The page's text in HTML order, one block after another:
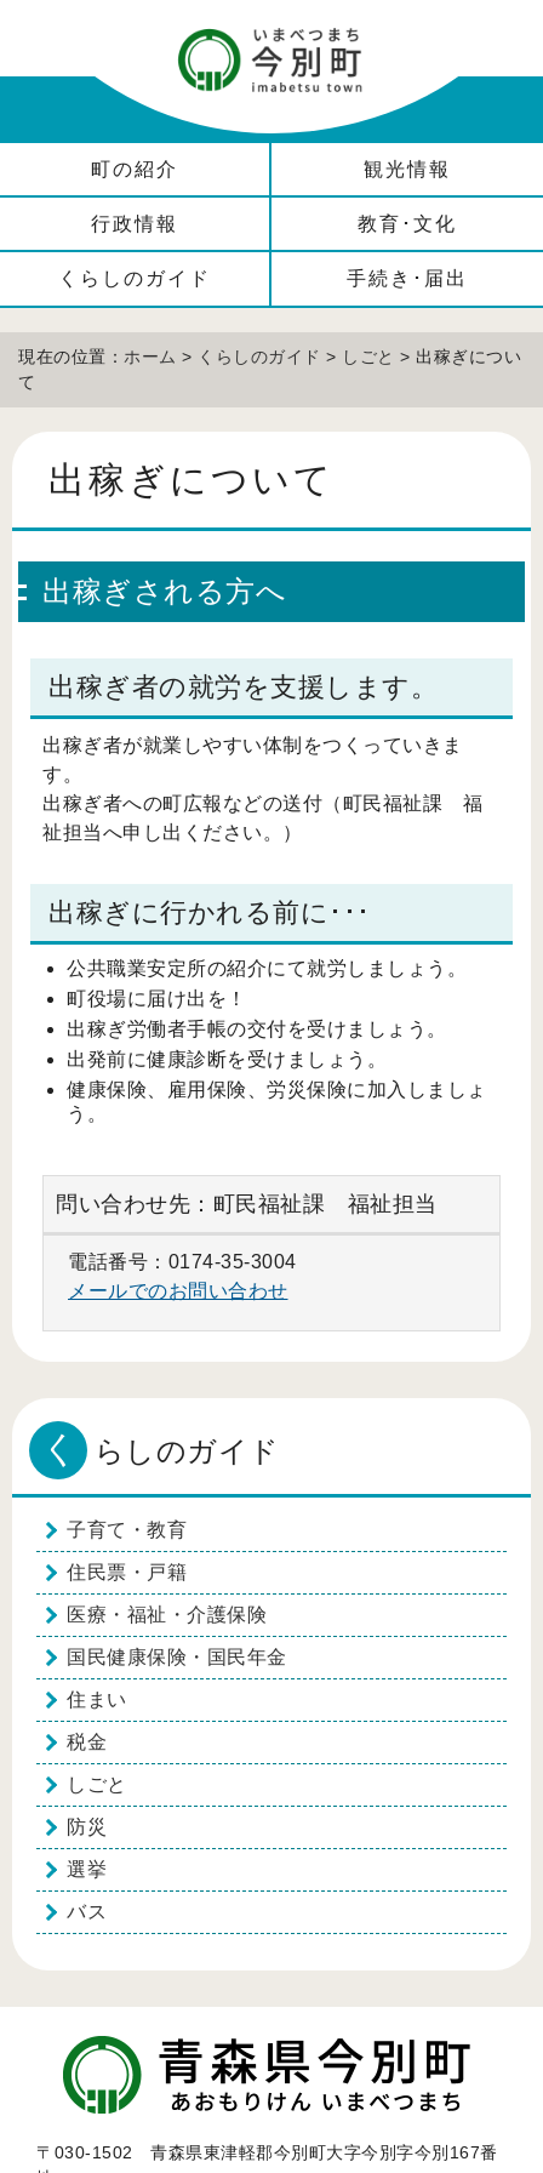
町の紹介 観光情報
行政情報 教育･文化
くらしのガイド 手続き･届出
現在の位置： ホーム > くらしのガイド > しごと > 出稼ぎについ
て
出稼ぎについて
出稼ぎされる方へ
出稼ぎ者の就労を支援します。
出稼ぎ者が就業しやすい体制をつくっていきま
す。
出稼ぎ者への町広報などの送付（町民福祉課 福
祉担当へ申し出ください。）
出稼ぎに行かれる前に･･･
公共職業安定所の紹介にて就労しましょう。
町役場に届け出を！
出稼ぎ労働者手帳の交付を受けましょう。
出発前に健康診断を受けましょう。
健康保険、雇用保険、労災保険に加入しましょ
う。
問い合わせ先：町民福祉課 福祉担当
電話番号：0174-35-3004
メールでのお問い合わせ
く らしのガイド
子育て・教育
住民票・戸籍
医療・福祉・介護保険
国民健康保険・国民年金
住まい
税金
しごと
防災
選挙
バス
〒030-1502 青森県東津軽郡今別町大字今別字今別167番